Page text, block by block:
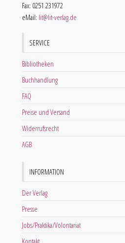
Fax: 0251 231972
eMail: lit@lit-verlag.de
SERVICE
Bibliotheken
Buchhandlung
FAQ
Preise und Versand
Widerrufsrecht
AGB
INFORMATION
Der Verlag
Presse
Jobs/Praktika/Volontariat